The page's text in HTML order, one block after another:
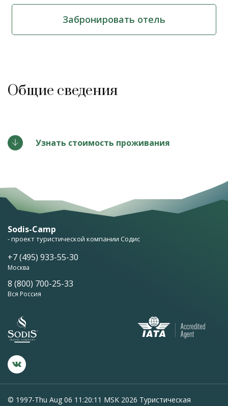
Общие сведения
Узнать стоимость проживания
Забронировать отель
Sodis-Camp
- проект туристической компании Содис
+7 (495) 933-55-30
Москва
8 (800) 700-25-33
Вся Россия
© 1997-Thu Aug 06 11:20:11 MSK 2026 Туристическая